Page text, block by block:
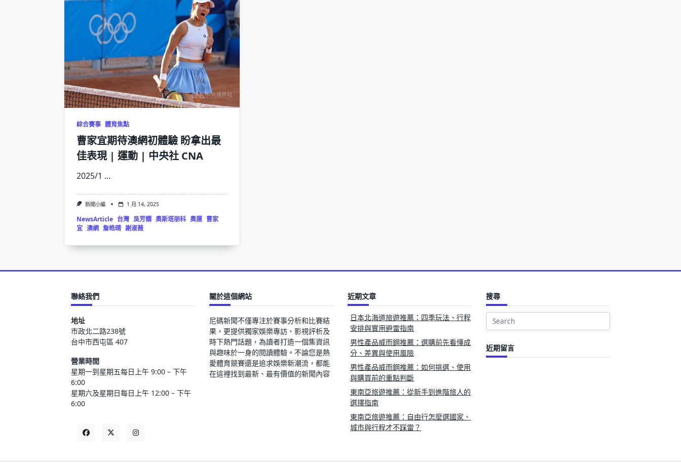
綜合賽事 體育焦點
曹家宜期待澳網初體驗 盼拿出最
佳表現 | 運動 | 中央社 CNA
2025/1 ...
新聞小編 1 月 14, 2025
NewsArticle 台灣 吳芳嫺 奧斯塔朋科 奧運 曹家
宜 澳網 詹皓晴 謝淑薇
聯絡我們
地址
市政北二路238號
台中市西屯區 407
營業時間
星期一到星期五每日上午 9:00 – 下午
6:00
星期六及星期日每日上午 12:00 – 下午
6:00
關於這個網站
尼碼新聞不僅專注於賽事分析和比賽結
果，更提供獨家娛樂專訪、影視評析及
時下熱門話題，為讀者打造一個集資訊
與趣味於一身的閱讀體驗。不論您是熱
愛體育競賽還是追求娛樂新潮流，都能
在這裡找到最新、最有價值的新聞內容
近期文章
日本北海道旅遊推薦：四季玩法、行程
安排與實用避雷指南
男性產品威而鋼推薦：選購前先看懂成
分、差異與使用風險
男性產品威而鋼推薦：如何挑選、使用
與購買前的重點判斷
東南亞旅遊推薦：從新手到進階旅人的
選擇指南
東南亞旅遊推薦：自由行怎麼選國家、
城市與行程才不踩雷？
搜尋
Search
近期留言